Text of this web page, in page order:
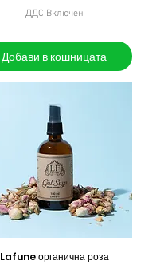
ДДС Включен
Добави в кошницата
Lafune органична роза